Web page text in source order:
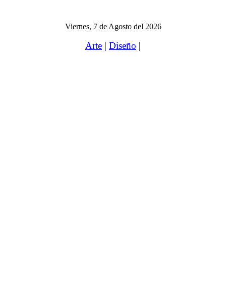
Viernes, 7 de Agosto del 2026
Arte | Diseño |